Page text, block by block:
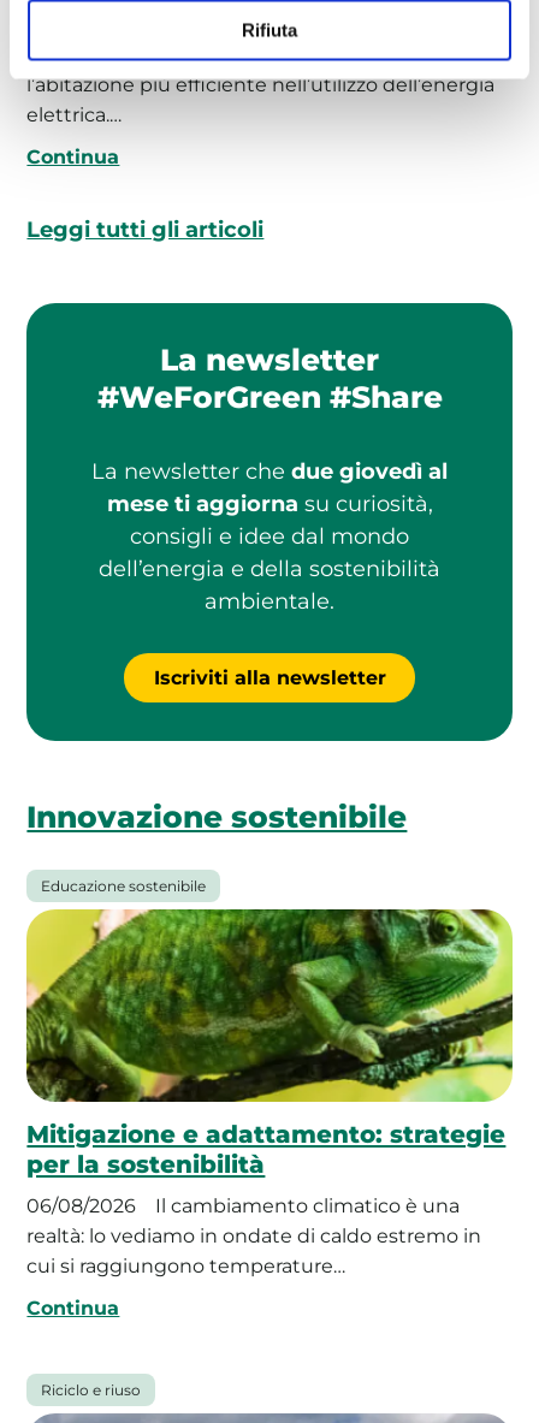
Rifiuta
L’efficientamento energetico di una
casa è l’insieme delle pratiche utili a rendere
l’abitazione più efficiente nell’utilizzo dell’energia
elettrica.…
Continua
Leggi tutti gli articoli
La newsletter
#WeForGreen #Share
La newsletter che due giovedì al
mese ti aggiorna su curiosità,
consigli e idee dal mondo
dell’energia e della sostenibilità
ambientale.
Iscriviti alla newsletter
Innovazione sostenibile
Educazione sostenibile
Mitigazione e adattamento: strategie
per la sostenibilità
06/08/2026
Il cambiamento climatico è una
realtà: lo vediamo in ondate di caldo estremo in
cui si raggiungono temperature…
Continua
Riciclo e riuso